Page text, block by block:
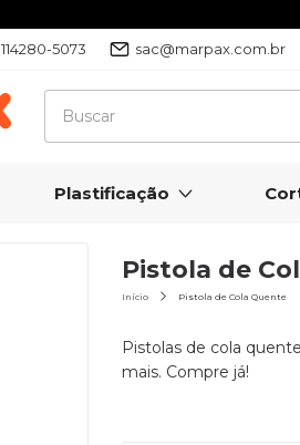
114280-5073 sac@marpax.com.br
Plastificação
Pistola de
Início Pistola de Cola Quente
Pistolas de cola
mais. Compre já!